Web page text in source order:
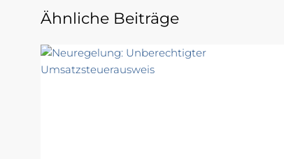
Ähnliche Beiträge